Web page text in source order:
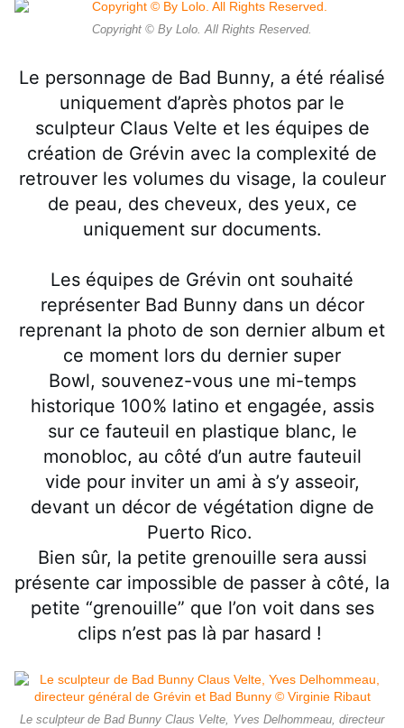
Copyright © By Lolo. All Rights Reserved.
Le personnage de Bad Bunny, a été réalisé
uniquement d’après photos par le
sculpteur Claus Velte et les équipes de
création de Grévin avec la complexité de
retrouver les volumes du visage, la couleur
de peau, des cheveux, des yeux, ce
uniquement sur documents.
Les équipes de Grévin ont souhaité
représenter Bad Bunny dans un décor
reprenant la photo de son dernier album et
ce moment lors du dernier super
Bowl, souvenez-vous une mi-temps
historique 100% latino et engagée, assis
sur ce fauteuil en plastique blanc, le
monobloc, au côté d’un autre fauteuil
vide pour inviter un ami à s’y asseoir,
devant un décor de végétation digne de
Puerto Rico.
Bien sûr, la petite grenouille sera aussi
présente car impossible de passer à côté, la
petite “grenouille” que l’on voit dans ses
clips n’est pas là par hasard !
Le sculpteur de Bad Bunny Claus Velte, Yves Delhommeau, directeur